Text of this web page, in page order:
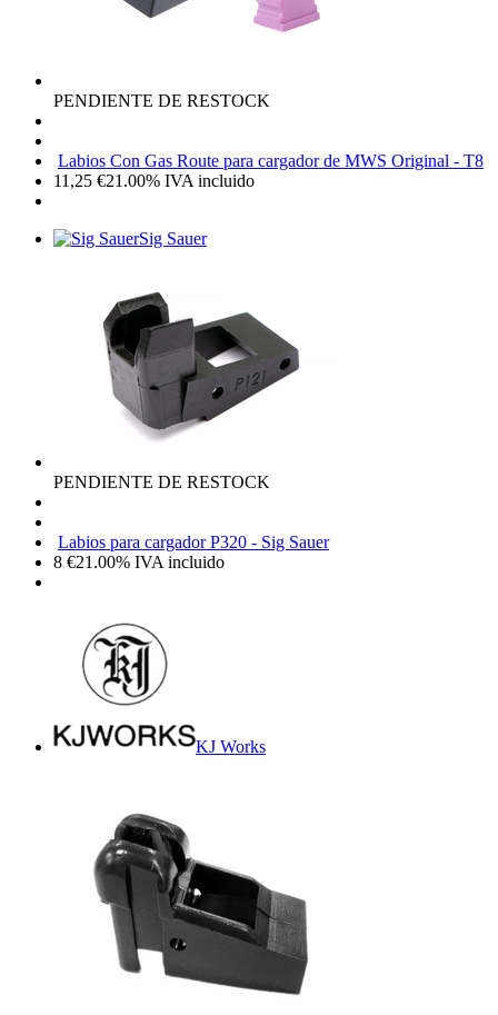
PENDIENTE DE RESTOCK
Labios Con Gas Route para cargador de MWS Original - T8
11,25 €21.00% IVA incluido
Sig Sauer
PENDIENTE DE RESTOCK
Labios para cargador P320 - Sig Sauer
8 €21.00% IVA incluido
KJ Works